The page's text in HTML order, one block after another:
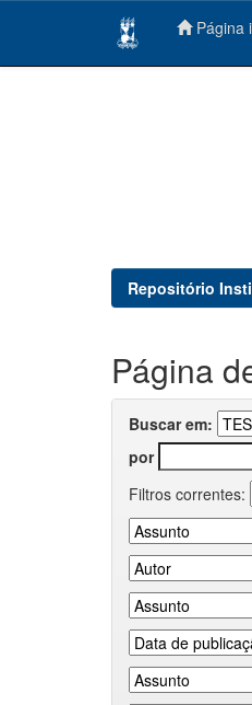
Página
Repositório
Página
Buscar em:
por
Filtros correntes: